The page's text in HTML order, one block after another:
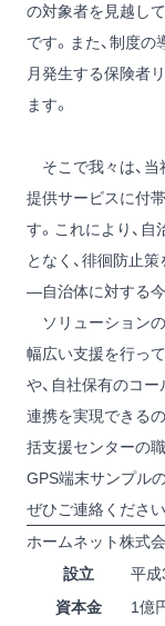
の対象者を見越し
です。また、制度の
月発生する保険者
ます。
そこで我々は、当
提供サービスに付
す。これにより、
となく、徘徊防止
―自治体に対する今
ソリューションの
幅広い支援を行っ
や、自社保有のコ
連携を実現できる
括支援センターの
GPS端末サンプル
ぜひご連絡ください
ホームネット株式
設立
平成
資本金
1億